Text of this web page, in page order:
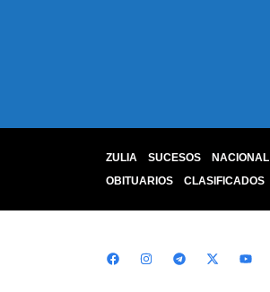
ZULIA SUCESOS NACIONAL
OBITUARIOS
CLASIFICADOS